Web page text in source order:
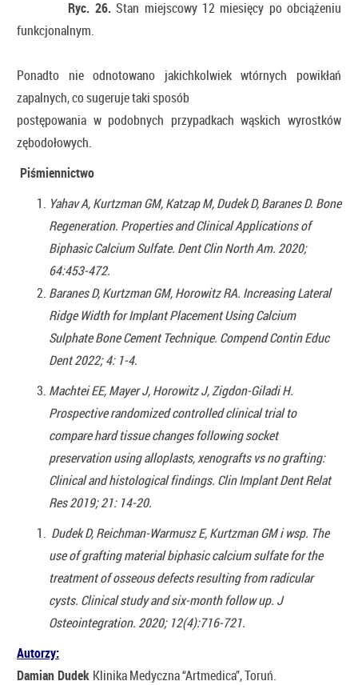
Ryc. 26.Stan miejscowy 12 miesięcy po obciążeniu
funkcjonalnym.
Ponadto nie odnotowano jakichkolwiek wtórnych powikłań
zapalnych, co sugeruje taki sposób
postępowania w podobnych przypadkach wąskich wyrostków
zębodołowych.
Piśmiennictwo
Yahav A, Kurtzman GM, Katzap M, Dudek D, Baranes D. Bone
Regeneration. Properties and Clinical Applications of
Biphasic Calcium Sulfate. Dent Clin North Am. 2020;
64:453-472.
Baranes D, Kurtzman GM, Horowitz RA. Increasing Lateral
Ridge Width for Implant Placement Using Calcium
Sulphate Bone Cement Technique. Compend Contin Educ
Dent 2022; 4: 1-4.
Machtei EE, Mayer J, Horowitz J, Zigdon-Giladi H.
Prospective randomized controlled clinical trial to
compare hard tissue changes following socket
preservation using alloplasts, xenografts vs no grafting:
Clinical and histological findings. Clin Implant Dent Relat
Res 2019; 21: 14-20.
Dudek D, Reichman-Warmusz E, Kurtzman GM i wsp. The
use of grafting material biphasic calcium sulfate for the
treatment of osseous defects resulting from radicular
cysts. Clinical study and six-month follow up. J
Osteointegration. 2020; 12(4):716-721.
Autorzy:
Damian Dudek Klinika Medyczna “Artmedica”, Toruń.